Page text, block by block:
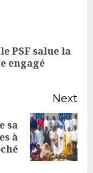
PSF salue la
engagé
Next
sa
à